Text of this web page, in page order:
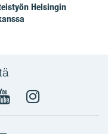
Helsingin
Instagram